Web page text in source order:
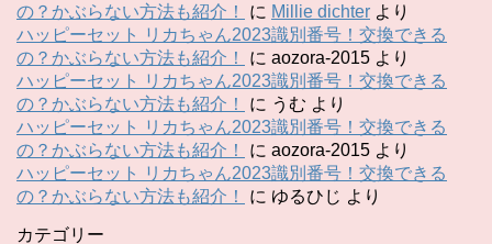
の？かぶらない方法も紹介！
に Millie dichter より
ハッピーセット リカちゃん2023識別番号！交換できる
の？かぶらない方法も紹介！
に aozora-2015 より
ハッピーセット リカちゃん2023識別番号！交換できる
の？かぶらない方法も紹介！
に うむ より
ハッピーセット リカちゃん2023識別番号！交換できる
の？かぶらない方法も紹介！
に aozora-2015 より
ハッピーセット リカちゃん2023識別番号！交換できる
の？かぶらない方法も紹介！
に ゆるひじ より
カテゴリー